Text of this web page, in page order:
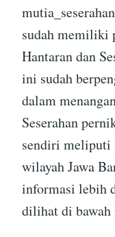
sudah memiliki
Hantaran dan
ini sudah
dalam
Seserahan
sendiri meliputi
wilayah Jawa
informasi lebih
dilihat di